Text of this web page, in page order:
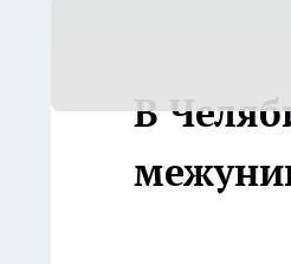
В